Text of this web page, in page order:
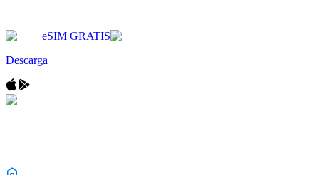
eSIM GRATIS
Descarga